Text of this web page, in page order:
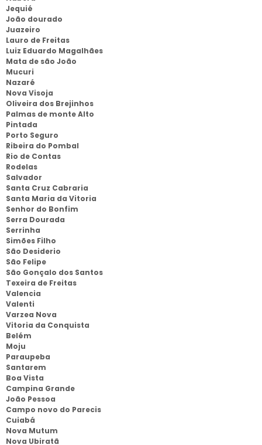
Jequié
João dourado
Juazeiro
Lauro de Freitas
Luiz Eduardo Magalhães
Mata de são João
Mucuri
Nazaré
Nova Visoja
Oliveira dos Brejinhos
Palmas de monte Alto
Pintada
Porto Seguro
Ribeira do Pombal
Rio de Contas
Rodelas
Salvador
Santa Cruz Cabraria
Santa Maria da Vitoria
Senhor do Bonfim
Serra Dourada
Serrinha
Simões Filho
São Desiderio
São Felipe
São Gonçalo dos Santos
Texeira de Freitas
Valencia
Valenti
Varzea Nova
Vitoria da Conquista
Belém
Moju
Paraupeba
Santarem
Boa Vista
Campina Grande
João Pessoa
Campo novo do Parecis
Cuiabá
Nova Mutum
Nova Ubiratã